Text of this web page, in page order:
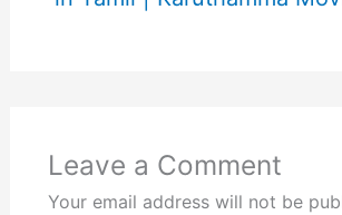
Leave a Comment
Your email address will not be